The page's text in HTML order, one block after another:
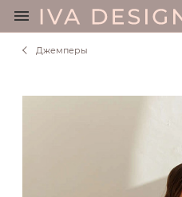
Джемперы